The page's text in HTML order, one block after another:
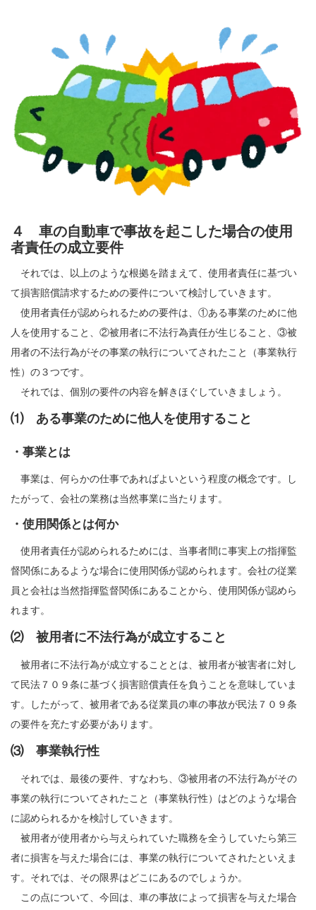
４ 車の自動車で事故を起こした場合の使用
者責任の成立要件
それでは、以上のような根拠を踏まえて、使用者責任に基づい
て損害賠償請求するための要件について検討していきます。
使用者責任が認められるための要件は、①ある事業のために他
人を使用すること、②被用者に不法行為責任が生じること、③被
用者の不法行為がその事業の執行についてされたこと（事業執行
性）の３つです。
それでは、個別の要件の内容を解きほぐしていきましょう。
⑴ ある事業のために他人を使用すること
・事業とは
事業は、何らかの仕事であればよいという程度の概念です。し
たがって、会社の業務は当然事業に当たります。
・使用関係とは何か
使用者責任が認められるためには、当事者間に事実上の指揮監
督関係にあるような場合に使用関係が認められます。会社の従業
員と会社は当然指揮監督関係にあることから、使用関係が認めら
れます。
⑵ 被用者に不法行為が成立すること
被用者に不法行為が成立することとは、被用者が被害者に対し
て民法７０９条に基づく損害賠償責任を負うことを意味していま
す。したがって、被用者である従業員の車の事故が民法７０９条
の要件を充たす必要があります。
⑶ 事業執行性
それでは、最後の要件、すなわち、③被用者の不法行為がその
事業の執行についてされたこと（事業執行性）はどのような場合
に認められるかを検討していきます。
被用者が使用者から与えられていた職務を全うしていたら第三
者に損害を与えた場合には、事業の執行についてされたといえま
す。それでは、その限界はどこにあるのでしょうか。
この点について、今回は、車の事故によって損害を与えた場合